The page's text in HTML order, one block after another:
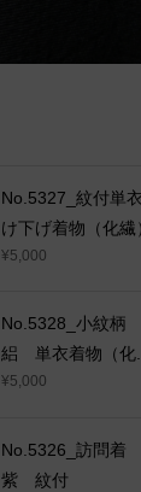
No.5327_紋付単
け下げ着物（化繊
¥5,000
No.5328_小紋柄
絽 単衣着物（化
¥5,000
No.5326_訪問着
紫 紋付